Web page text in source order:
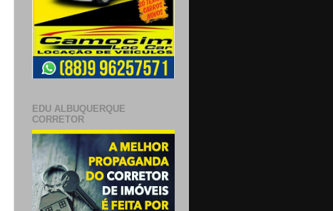
EDU ALBUQUERQUE
CORRETOR